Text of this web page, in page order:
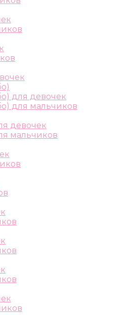
для девочек
для мальчиков
девочек
мальчиков